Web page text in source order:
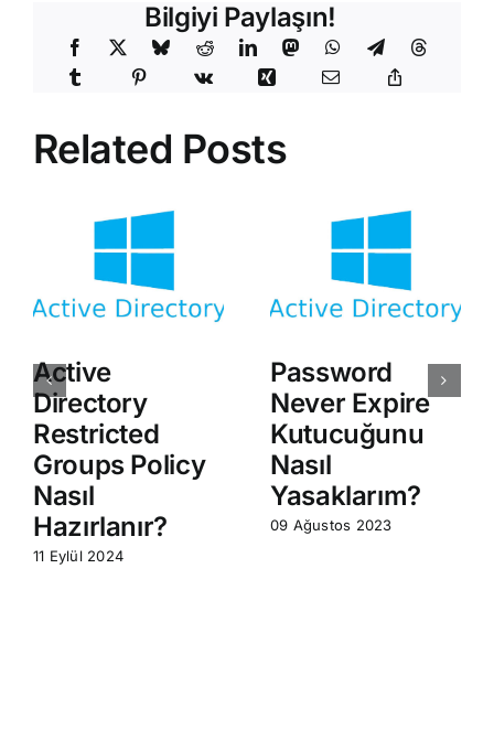
Bilgiyi Paylaşın!
Related Posts
Active
Directory
Restricted
Groups Policy
Nasıl
Hazırlanır?
11 Eylül 2024
Password
Never Expire
Kutucuğunu
Nasıl
Yasaklarım?
09 Ağustos 2023